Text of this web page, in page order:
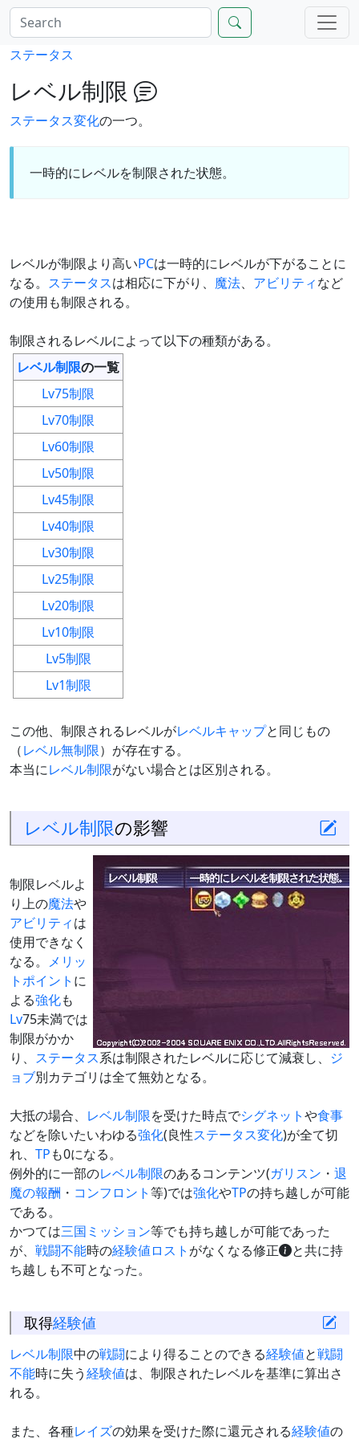
ステータス
レベル制限
ステータス変化の一つ。
一時的にレベルを制限された状態。
レベルが制限より高いPCは一時的にレベルが下がることに
なる。 ステータスは相応に下がり、 魔法、 アビリティなど
の使用も制限される。
制限されるレベルによって以下の種類がある。
レベル制限の一覧
Lv75制限
Lv70制限
Lv60制限
Lv50制限
Lv45制限
Lv40制限
Lv30制限
Lv25制限
Lv20制限
Lv10制限
Lv5制限
Lv1制限
この他、制限されるレベルがレベルキャップと同じもの
（レベル無制限）が存在する。
本当にレベル制限がない場合とは区別される。
レベル制限の影響
制限レベルよ
り上の魔法や
アビリティは
使用できなく
なる。 メリッ
トポイント に
よる強化も
Lv75未満では
制限がかか
り、 ステータス系は制限されたレベルに応じて減衰し、 ジ
ョブ別カテゴリは全て無効となる。
大抵の場合、 レベル制限を受けた時点でシグネットや食事
などを除いたいわゆる強化(良性ステータス変化)が全て切
れ、 TPも0になる。
例外的に一部のレベル制限のあるコンテンツ(ガリスン ・ 退
魔の報酬 ・ コンフロント等)では強化やTPの持ち越しが可能
である。
かつては三国ミッション等でも持ち越しが可能であった
が、 戦闘不能時の経験値ロスト がなくなる修正
と共に持
ち越しも不可となった。
取得経験値
レベル制限中の戦闘により得ることのできる経験値と戦闘
不能時に失う経験値は、制限されたレベルを基準に算出さ
れる。
また、各種レイズの効果を受けた際に還元される経験値の